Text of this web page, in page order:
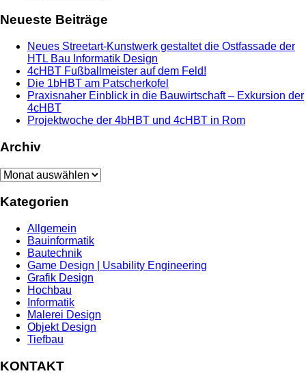
Neueste Beiträge
Neues Streetart-Kunstwerk gestaltet die Ostfassade der
HTL Bau Informatik Design
4cHBT Fußballmeister auf dem Feld!
Die 1bHBT am Patscherkofel
Praxisnaher Einblick in die Bauwirtschaft – Exkursion der
4cHBT
Projektwoche der 4bHBT und 4cHBT in Rom
Archiv
Archiv
Kategorien
Allgemein
Bauinformatik
Bautechnik
Game Design | Usability Engineering
Grafik Design
Hochbau
Informatik
Malerei Design
Objekt Design
Tiefbau
KONTAKT